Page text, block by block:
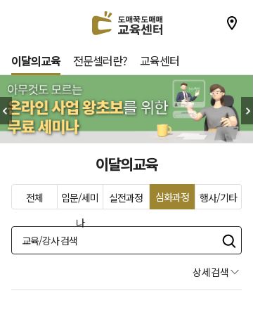
이달의교육 전문셀러란? 교육센터
이달의교육
전체
입문/세미
나
실전과정 심화과정 행사/기타
상세검색